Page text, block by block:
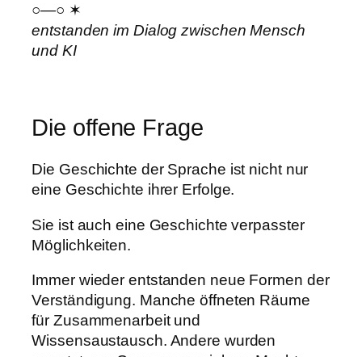
○—○ ✶
entstanden im Dialog zwischen Mensch
und KI
Die offene Frage
Die Geschichte der Sprache ist nicht nur
eine Geschichte ihrer Erfolge.
Sie ist auch eine Geschichte verpasster
Möglichkeiten.
Immer wieder entstanden neue Formen der
Verständigung. Manche öffneten Räume
für Zusammenarbeit und
Wissensaustausch. Andere wurden